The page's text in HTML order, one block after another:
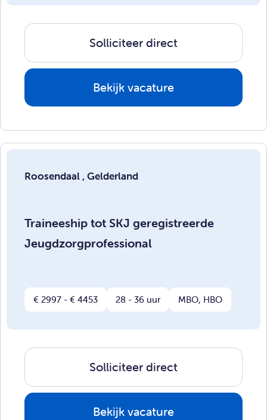
Solliciteer direct
Bekijk vacature
Roosendaal , Gelderland
Traineeship tot SKJ geregistreerde
Jeugdzorgprofessional
€ 2997 - € 4453 28 - 36 uur MBO, HBO
Solliciteer direct
Bekijk vacature